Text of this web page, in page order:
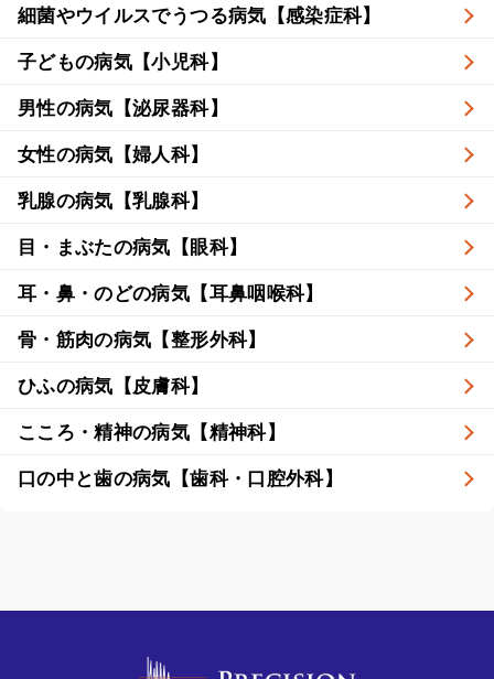
細菌やウイルスでうつる病気【感染症科】
子どもの病気【小児科】
男性の病気【泌尿器科】
女性の病気【婦人科】
乳腺の病気【乳腺科】
目・まぶたの病気【眼科】
耳・鼻・のどの病気【耳鼻咽喉科】
骨・筋肉の病気【整形外科】
ひふの病気【皮膚科】
こころ・精神の病気【精神科】
口の中と歯の病気【歯科・口腔外科】